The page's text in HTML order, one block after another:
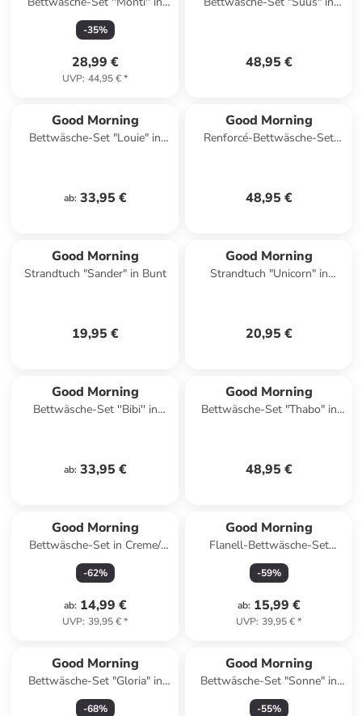
Bunt
-35%
28,99 €
UVP: 44,95 €*
48,95 €
Good Morning
Bettwäsche-Set "Louie" in
ab: 33,95 €
Good Morning
Renforcé-Bettwäsche-Set
48,95 €
Good Morning
Strandtuch "Sander" in Bunt
19,95 €
Good Morning
Strandtuch "Unicorn" in
20,95 €
Good Morning
Bettwäsche-Set ''Bibi'' in
ab: 33,95 €
Good Morning
Bettwäsche-Set "Thabo" in
48,95 €
Good Morning
Bettwäsche-Set in Creme/
Orange
-62%
ab: 14,99 €
UVP: 39,95 €*
Good Morning
Flanell-Bettwäsche-Set
"Chevy" in Hellbraun/ Beige
-59%
ab: 15,99 €
UVP: 39,95 €*
Good Morning
Bettwäsche-Set "Gloria" in
Creme/ Beige
-68%
Good Morning
Bettwäsche-Set "Sonne" in
Hellblau/ Gelb
-55%